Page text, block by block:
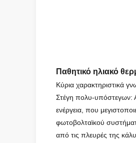
Παθητικό ηλιακό
Κύρια χαρακτηριστικά
Στέγη πολυ-υπόστεγων:
ενέργεια, που
φωτοβολταϊκού
από τις πλευρές της